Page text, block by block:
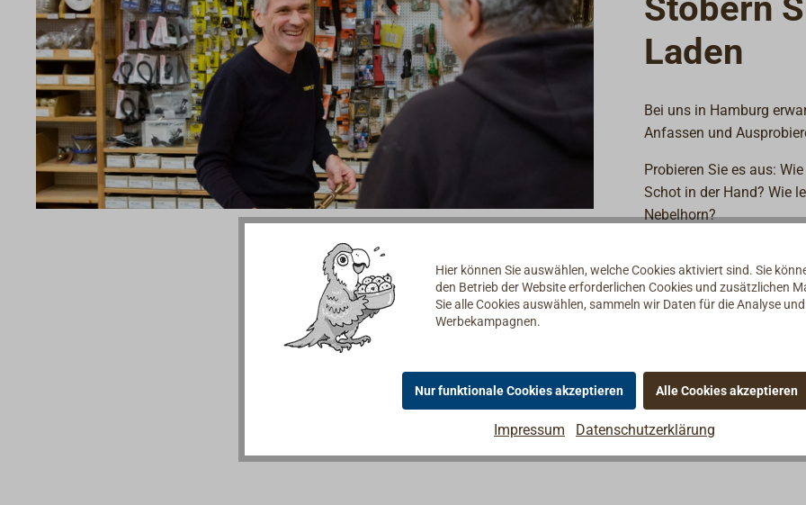
Laden
Bei uns in Hamburg
Anfassen und
Probieren Sie es aus:
Schot in der Hand? Wie
Nebelhorn?
Genießen Sie den
einem guten
Hinter unserem großen
Mitarbeiterinnen für Sie
Viel vor aber kein
Wir verleihen unser E-
Einkäufe. Einfach
Hier können Sie auswählen, welche Cookies aktiviert sind. Sie
den Betrieb der Website erforderlichen Cookies und zusätzlichen
Sie alle Cookies auswählen, sammeln wir Daten für die Analyse
Werbekampagnen.
Nur funktionale Cookies akzeptieren Alle Cookies akzeptieren
Impressum Datenschutzerklärung